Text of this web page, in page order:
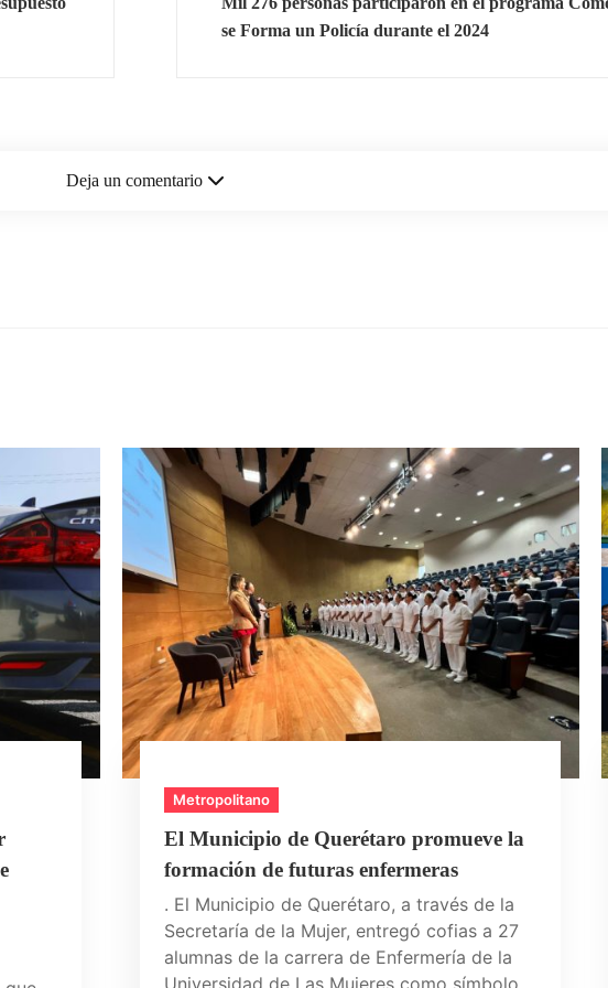
se Forma un Policía durante el 2024
Deja un comentario
Metropolitano
El Municipio de Querétaro promueve la
formación de futuras enfermeras
. El Municipio de Querétaro, a través de la
Secretaría de la Mujer, entregó cofias a 27
alumnas de la carrera de Enfermería de la